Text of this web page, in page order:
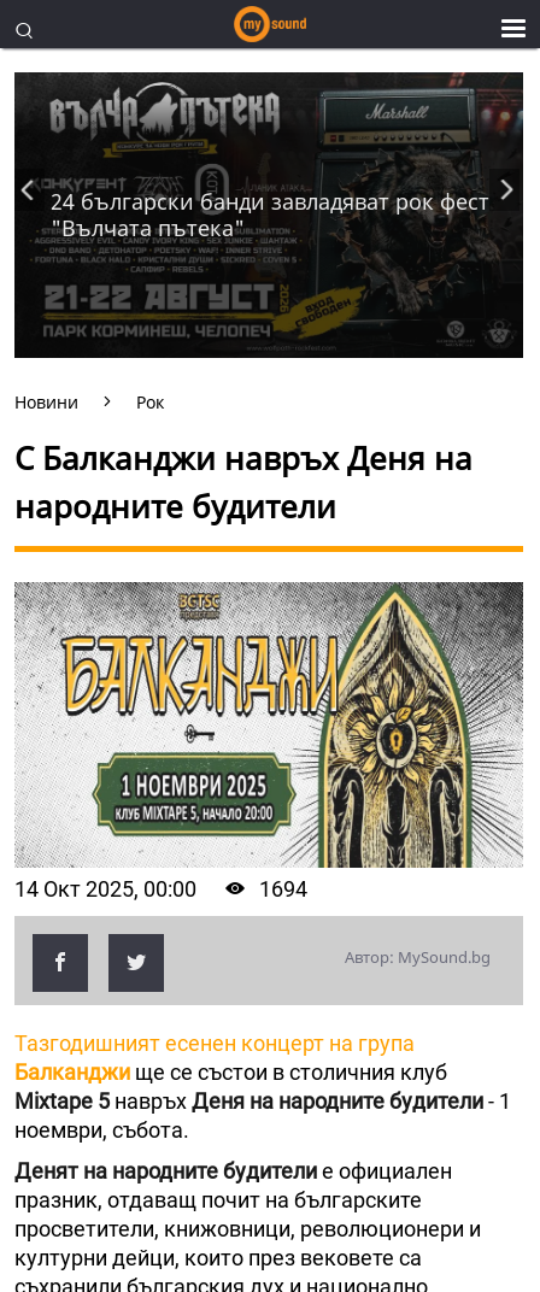
24 български банди завладяват рок фест
"Вълчата пътека"
Новини Рок
С Балканджи навръх Деня на
народните будители
14 Окт 2025, 00:00 1694
Автор: MySound.bg
Тазгодишният есенен концерт на група
Балканджи ще се състои в столичния клуб
Mixtape 5навръхДеня на народните будители- 1
ноември, събота.
Денят на народните будителие официален
празник, отдаващ почит на българските
просветители, книжовници, революционери и
културни дейци, които през вековете са
съхранили българския дух и национално